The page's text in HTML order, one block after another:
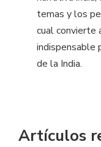
temas y los
cual convierte
indispensable
de la India.
Artículos